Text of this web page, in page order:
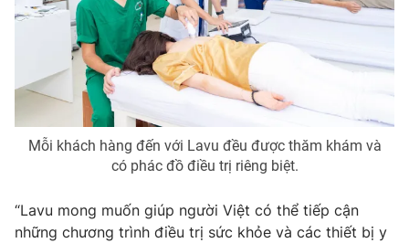
Mỗi khách hàng đến với Lavu đều được thăm khám và
có phác đồ điều trị riêng biệt.
“Lavu mong muốn giúp người Việt có thể tiếp cận
những chương trình điều trị sức khỏe và các thiết bị y